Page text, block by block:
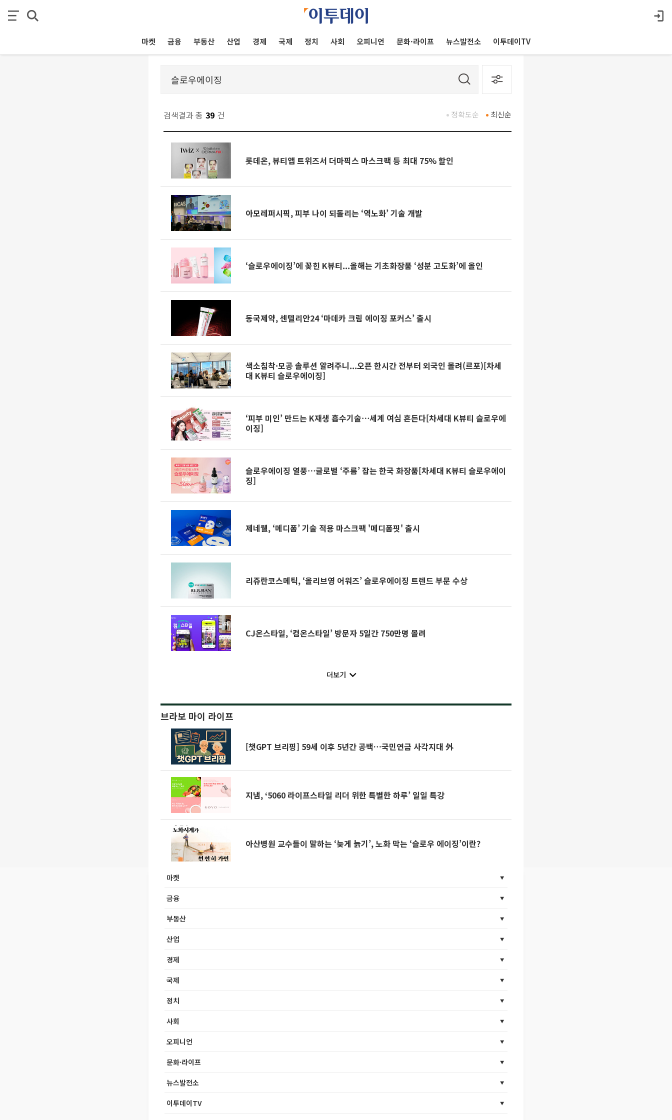
마켓 금융 부동산 산업 경제 국제 정치 사회 오피니언 문화·라이프 뉴스발전소 이투데이TV
검색결과 총 39 건 최신순
정확도순
롯데온, 뷰티앱 트위즈서 더마픽스 마스크팩 등 최대 75% 할인
아모레퍼시픽, 피부 나이 되돌리는 ‘역노화’ 기술 개발
‘슬로우에이징’에 꽂힌 K뷰티...올해는 기초화장품 ‘성분 고도화’에 올인
동국제약, 센텔리안24 ‘마데카 크림 에이징 포커스’ 출시
색소침착·모공 솔루션 알려주니...오픈 한시간 전부터 외국인 몰려(르포)[차세
대 K뷰티 슬로우에이징]
‘피부 미인’ 만드는 K재생 흡수기술⋯세계 여심 흔든다[차세대 K뷰티 슬로우에
이징]
슬로우에이징 열풍⋯글로벌 ‘주름’ 잡는 한국 화장품[차세대 K뷰티 슬로우에이
징]
제네웰, ‘메디폼’ 기술 적용 마스크팩 '메디폼핏' 출시
리쥬란코스메틱, ‘올리브영 어워즈’ 슬로우에이징 트렌드 부문 수상
CJ온스타일, ‘컴온스타일’ 방문자 5일간 750만명 몰려
더보기
브라보 마이 라이프
[챗GPT 브리핑] 59세 이후 5년간 공백…국민연금 사각지대 外
지냄, ‘5060 라이프스타일 리더 위한 특별한 하루’ 일일 특강
아산병원 교수들이 말하는 ‘늦게 늙기’, 노화 막는 ‘슬로우 에이징’이란?
마켓
금융
부동산
산업
경제
국제
정치
사회
오피니언
문화·라이프
뉴스발전소
이투데이TV